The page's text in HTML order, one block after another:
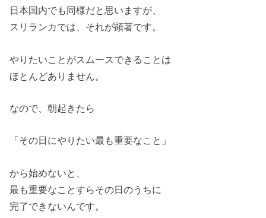
日本国内でも同様だと思いますが、
スリランカでは、それが顕著です。
やりたいことがスムースできることは
ほとんどありません。
なので、朝起きたら
「その日にやりたい最も重要なこと」
から始めないと、
最も重要なことすらその日のうちに
完了できないんです。